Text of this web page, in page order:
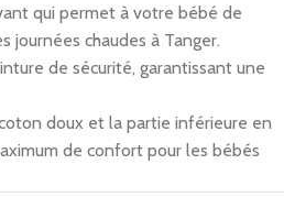
qui permet à votre bébé de
journées chaudes à Tanger.
de sécurité, garantissant une
doux et la partie inférieure en
de confort pour les bébés